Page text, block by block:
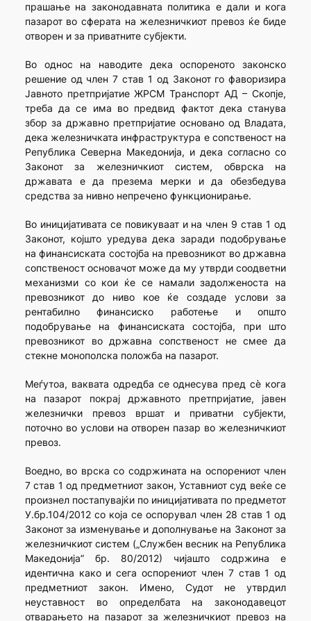
прашање на законодавната политика е дали и кога
пазарот во сферата на железничкиот превоз ќе биде
отворен и за приватните субјекти.
Во однос на наводите дека оспореното законско
решение од член 7 став 1 од Законот го фаворизира
Јавното претпријатие ЖРСМ Транспорт АД – Скопје,
треба да се има во предвид фактот дека станува
збор за државно претпријатие основано од Владата,
дека железничката инфраструктура е сопственост на
Република Северна Македонија, и дека согласно со
Законот за железничкиот систем, обврска на
државата е да презема мерки и да обезбедува
средства за нивно непречено функционирање.
Во иницијативата се повикуваат и на член 9 став 1 од
Законот, којшто уредува дека заради подобрување
на финансиската состојба на превозникот во државна
сопственост основачот може да му утврди соодветни
механизми со кои ќе се намали задолженоста на
превозникот до ниво кое ќе создаде услови за
рентабилно финансиско работење и општо
подобрување на финансиската состојба, при што
превозникот во државна сопственост не смее да
стекне монополска положба на пазарот.
Меѓутоа, ваквата одредба се однесува пред сè кога
на пазарот покрај државното претпријатие, јавен
железнички превоз вршат и приватни субјекти,
поточно во услови на отворен пазар во железничкиот
превоз.
Воедно, во врска со содржината на оспорениот член
7 став 1 од предметниот закон, Уставниот суд веќе се
произнел постапувајќи по иницијативата по предметот
У.бр.104/2012 со која се оспорувал член 28 став 1 од
Законот за изменување и дополнување на Законот за
железничкиот систем („Службен весник на Република
Македонија” бр. 80/2012) чијашто содржина е
идентична како и сега оспорениот член 7 став 1 од
предметниот закон. Имено, Судот не утврдил
неуставност во определбата на законодавецот
отварањето на пазарот за железничкиот превоз на